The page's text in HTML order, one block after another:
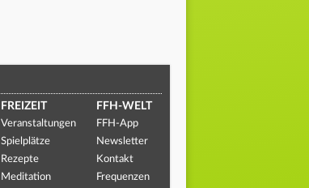
FREIZEIT
Veranstaltungen
Spielplätze
Rezepte
Meditation
FFH-WELT
FFH-App
Newsletter
Kontakt
Frequenzen